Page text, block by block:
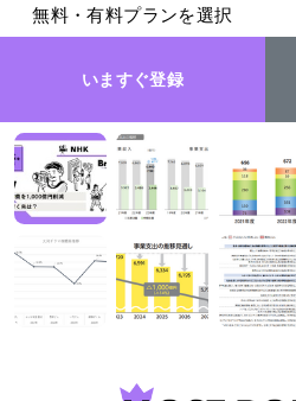
無料・有料プランを選択
いますぐ登録